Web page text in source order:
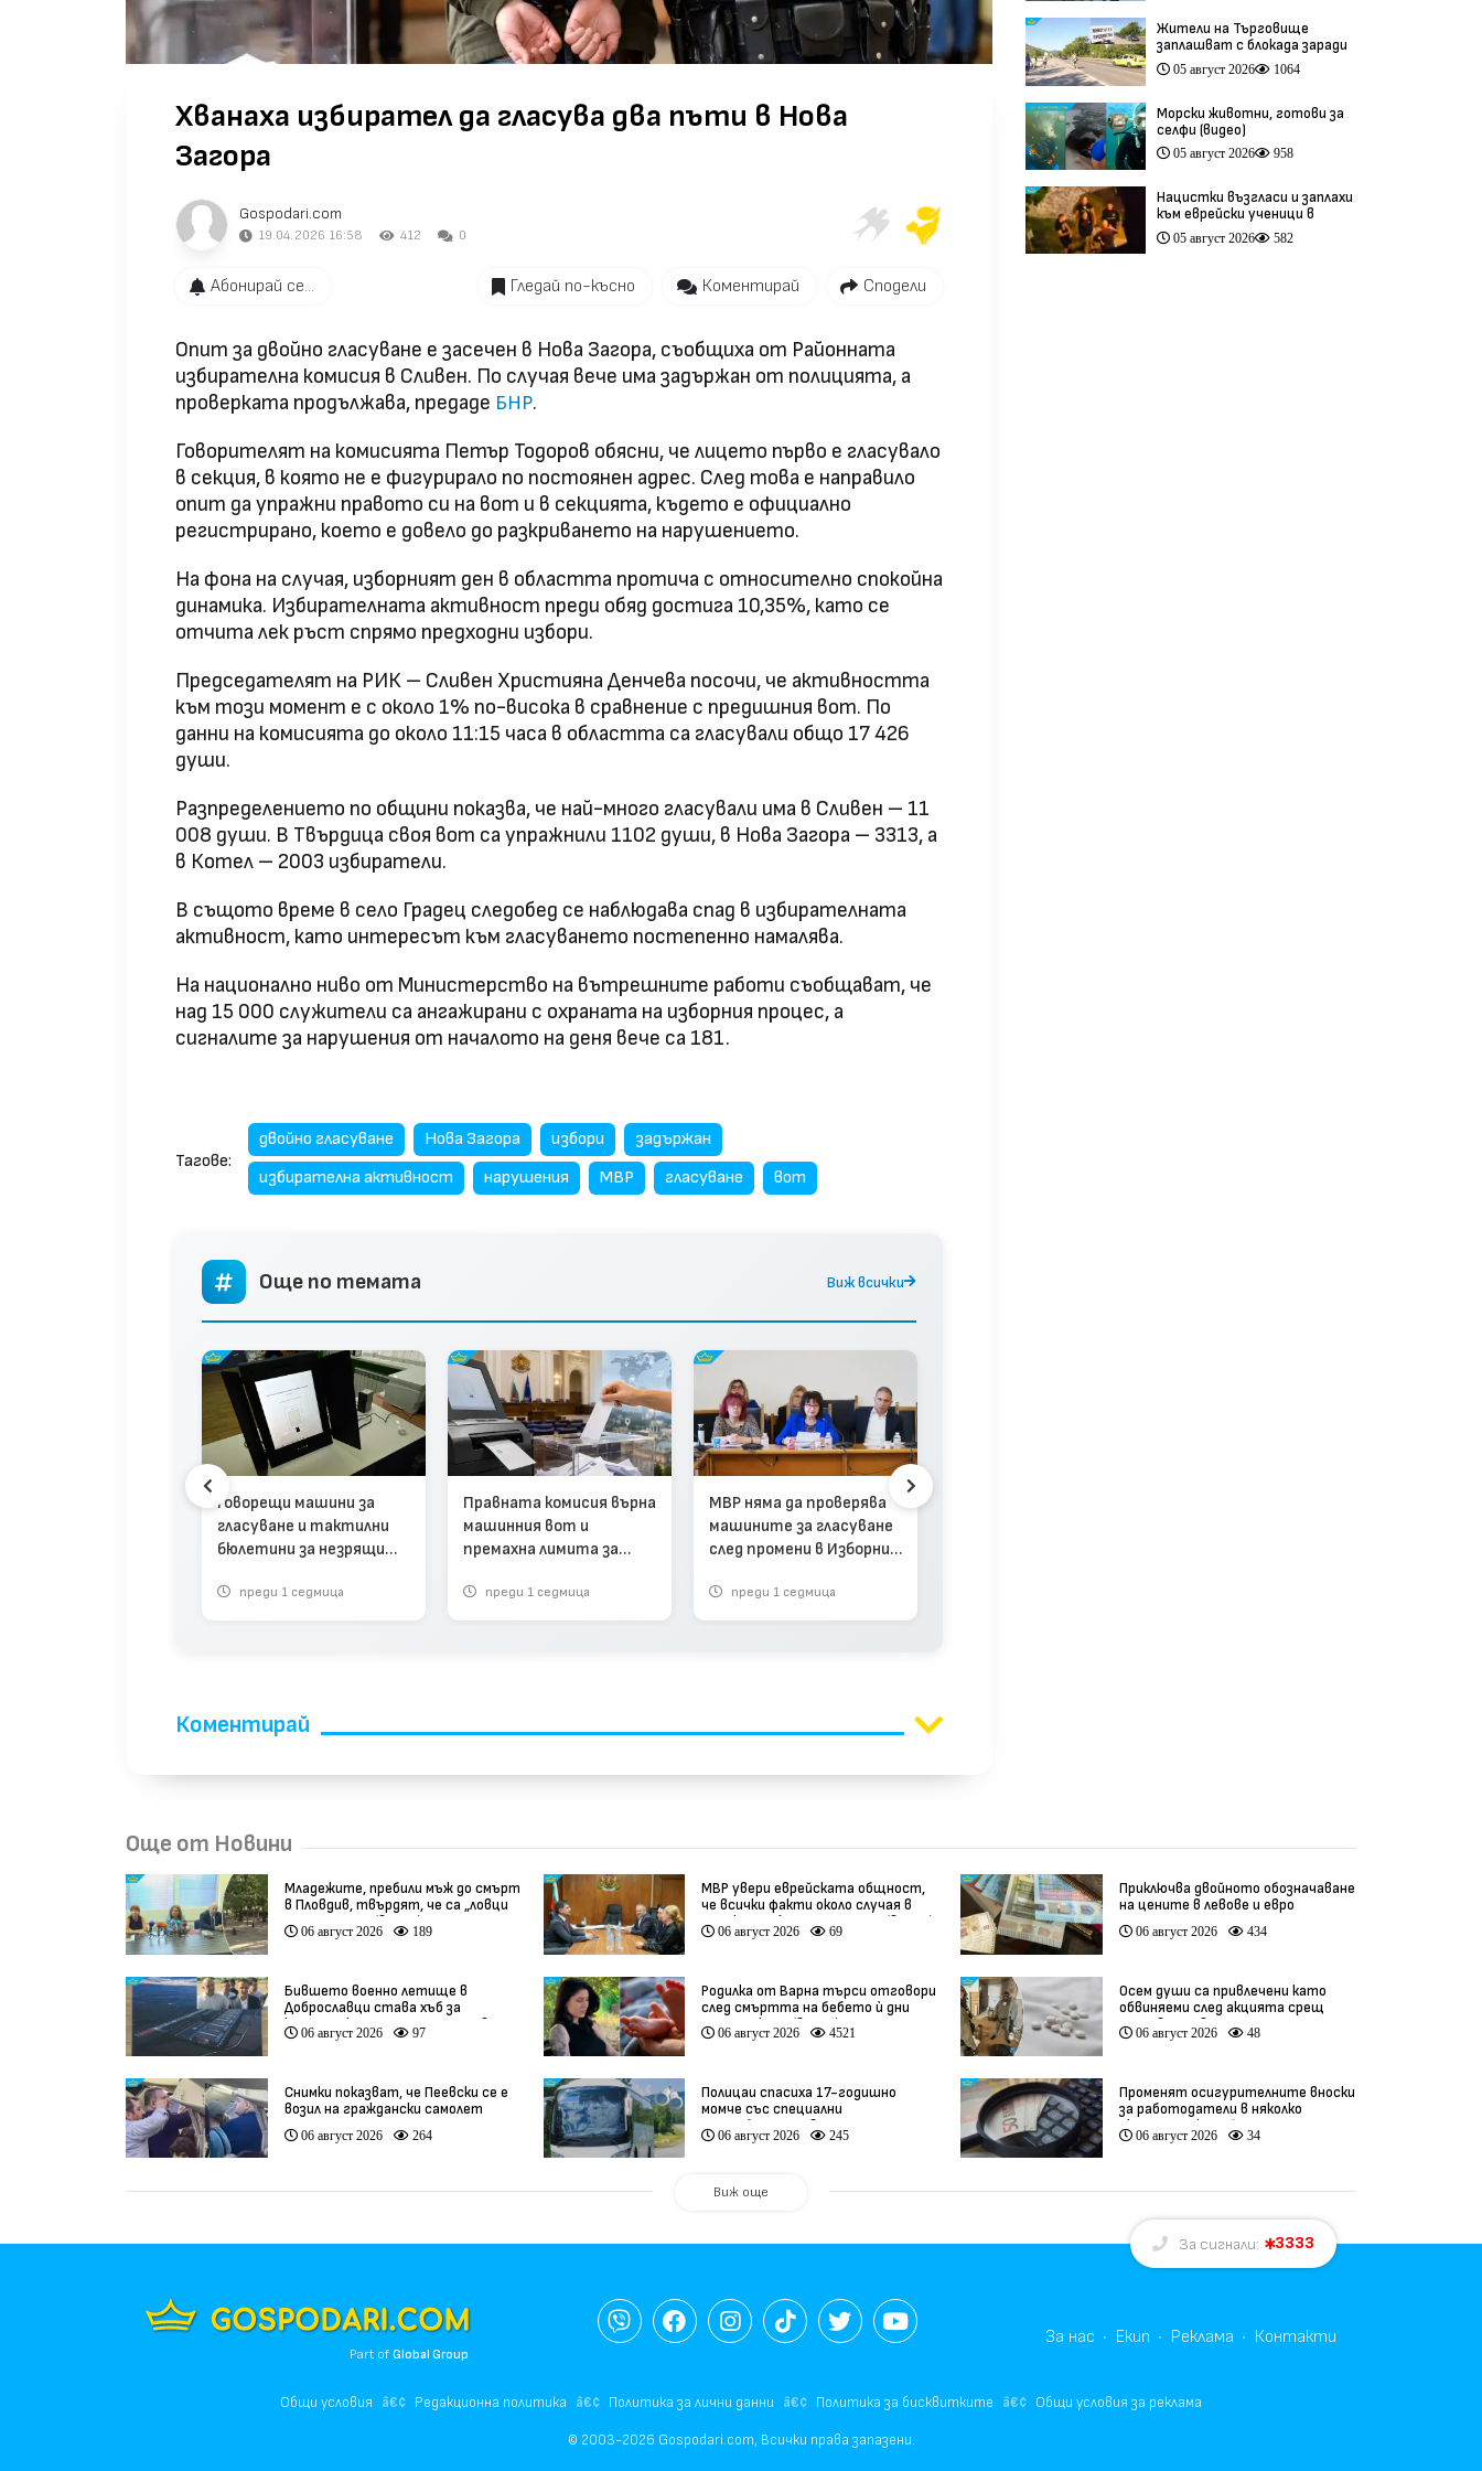
Хванаха избирател да гласува два пъти в Нова
Загора
Gospodari.com
19.04.2026 16:58 412 0
Абонирай се... Гледай по-късно Коментирай Сподели
Опит за двойно гласуване е засечен в Нова Загора, съобщиха от Районната
избирателна комисия в Сливен. По случая вече има задържан от полицията, а
проверката продължава, предаде БНР.
Говорителят на комисията Петър Тодоров обясни, че лицето първо е гласувало
в секция, в която не е фигурирало по постоянен адрес. След това е направило
опит да упражни правото си на вот и в секцията, където е официално
регистрирано, което е довело до разкриването на нарушението.
На фона на случая, изборният ден в областта протича с относително спокойна
динамика. Избирателната активност преди обяд достига 10,35%, като се
отчита лек ръст спрямо предходни избори.
Председателят на РИК – Сливен Християна Денчева посочи, че активността
към този момент е с около 1% по-висока в сравнение с предишния вот. По
данни на комисията до около 11:15 часа в областта са гласували общо 17 426
души.
Разпределението по общини показва, че най-много гласували има в Сливен – 11
008 души. В Твърдица своя вот са упражнили 1102 души, в Нова Загора – 3313, а
в Котел – 2003 избиратели.
В същото време в село Градец следобед се наблюдава спад в избирателната
активност, като интересът към гласуването постепенно намалява.
На национално ниво от Министерство на вътрешните работи съобщават, че
над 15 000 служители са ангажирани с охраната на изборния процес, а
сигналите за нарушения от началото на деня вече са 181.
Тагове:
двойно гласуване Нова Загора избори
задържан
избирателна активност
нарушения МВР гласуване вот
Още по темата Виж всички
Говорещи машини за
гласуване и тактилни
бюлетини за незрящите
изборни правила (видео)
преди 1 седмица
Правната комисия върна
машинния вот и
премахна лимита за
преди 1 седмица
МВР няма да проверява
машините за гласуване
след промени в Изборния
преди 1 седмица
Коментирай
Жители на Търговище
заплашват с блокада заради
опасен участък на пътя
София–Варна (видео)
05 август 2026 1064
Морски животни, готови за
селфи (видео)
05 август 2026 958
Нацистки възгласи и заплахи
към еврейски ученици в
Банско разтърсиха Италия
(видео)
05 август 2026 582
Още от Новини
Младежите, пребили мъж до смърт
в Пловдив, твърдят, че са „ловци
на педофили” (видео)
06 август 2026 189
МВР увери еврейската общност,
че всички факти около случая в
Банско ще бъдат изяснени (видео)
06 август 2026 69
Приключва двойното обозначаване
на цените в левове и евро
06 август 2026 434
Бившето военно летище в
Доброславци става хъб за
космически технологии и иновации
(видео)
06 август 2026 97
Родилка от Варна търси отговори
след смъртта на бебето ѝ дни
преди секцио (видео)
06 август 2026 4521
Осем души са привлечени като
обвиняеми след акцията срещ
производство на фентанил
06 август 2026 48
Снимки показват, че Пеевски се е
возил на граждански самолет
06 август 2026 264
Полицаи спасиха 17-годишно
момче със специални
потребности, свалено от
автобус
06 август 2026 245
Променят осигурителните вноски
за работодатели в няколко
икономически дейности
06 август 2026 34
Виж още
За сигнали: 3333
Part ofGlobal Group
За нас Екип Реклама Контакти
Общи условия Редакционна политика Политика за лични данни Политика за бисквитките Общи условия за реклама
© 2003-2026 Gospodari.com, Всички права запазени.